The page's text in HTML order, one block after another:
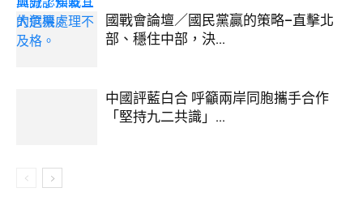
國戰會論壇／國民黨贏的策略–直擊北
部、穩住中部，決...
中國評藍白合 呼籲兩岸同胞攜手合作
「堅持九二共識」...